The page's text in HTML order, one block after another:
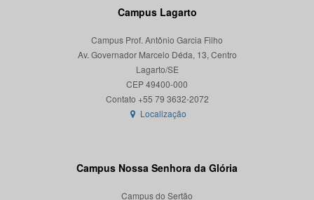
Campus Lagarto
Campus Prof. Antônio Garcia Filho
Av. Governador Marcelo Déda, 13, Centro
Lagarto/SE
CEP 49400-000
Localização
Campus Nossa Senhora da Glória
Campus do Sertão